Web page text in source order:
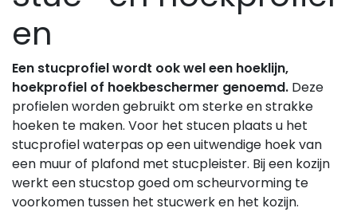
en
Een stucprofiel wordt ook wel een hoeklijn,
hoekprofiel of hoekbeschermer genoemd. Deze
profielen worden gebruikt om sterke en strakke
hoeken te maken. Voor het stucen plaats u het
stucprofiel waterpas op een uitwendige hoek van
een muur of plafond met stucpleister. Bij een kozijn
werkt een stucstop goed om scheurvorming te
voorkomen tussen het stucwerk en het kozijn.